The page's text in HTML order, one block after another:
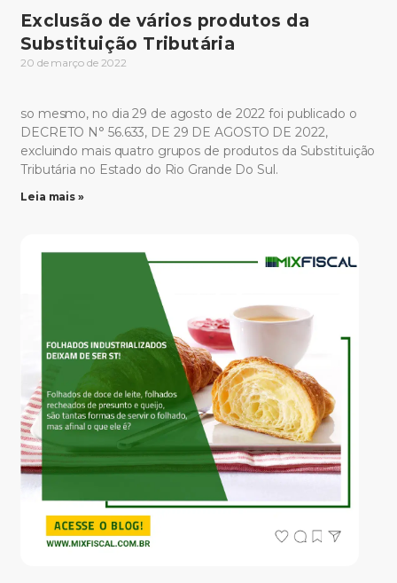
Exclusão de vários produtos da
Substituição Tributária
20 de março de 2022
so mesmo, no dia 29 de agosto de 2022 foi publicado o
DECRETO N° 56.633, DE 29 DE AGOSTO DE 2022,
excluindo mais quatro grupos de produtos da Substituição
Tributária no Estado do Rio Grande Do Sul.
Leia mais »